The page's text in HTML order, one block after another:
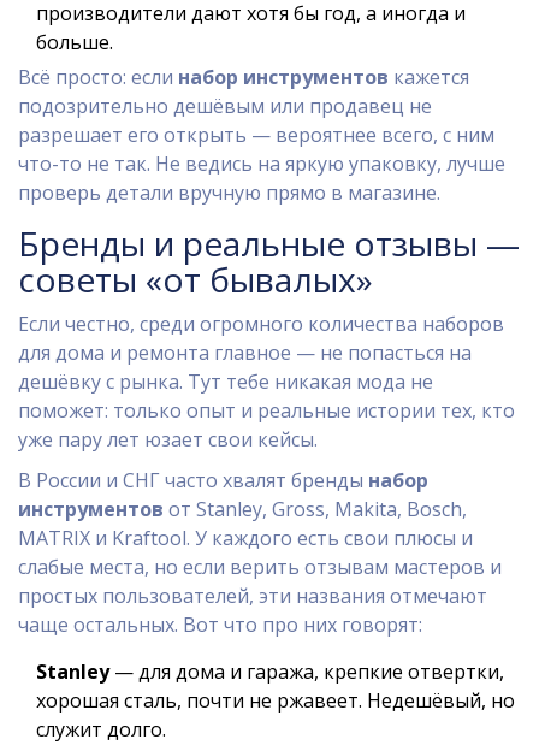
производители дают хотя бы год, а иногда и
больше.
Всё просто: если набор инструментов кажется
подозрительно дешёвым или продавец не
разрешает его открыть — вероятнее всего, с ним
что-то не так. Не ведись на яркую упаковку, лучше
проверь детали вручную прямо в магазине.
Бренды и реальные отзывы —
советы «от бывалых»
Если честно, среди огромного количества наборов
для дома и ремонта главное — не попасться на
дешёвку с рынка. Тут тебе никакая мода не
поможет: только опыт и реальные истории тех, кто
уже пару лет юзает свои кейсы.
В России и СНГ часто хвалят бренды набор
инструментов от Stanley, Gross, Makita, Bosch,
MATRIX и Kraftool. У каждого есть свои плюсы и
слабые места, но если верить отзывам мастеров и
простых пользователей, эти названия отмечают
чаще остальных. Вот что про них говорят:
Stanley— для дома и гаража, крепкие отвертки,
хорошая сталь, почти не ржавеет. Недешёвый, но
служит долго.